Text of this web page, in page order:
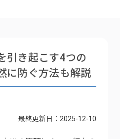
引き起こす4つの
に防ぐ方法も解説
最終更新日： 2025-12-10